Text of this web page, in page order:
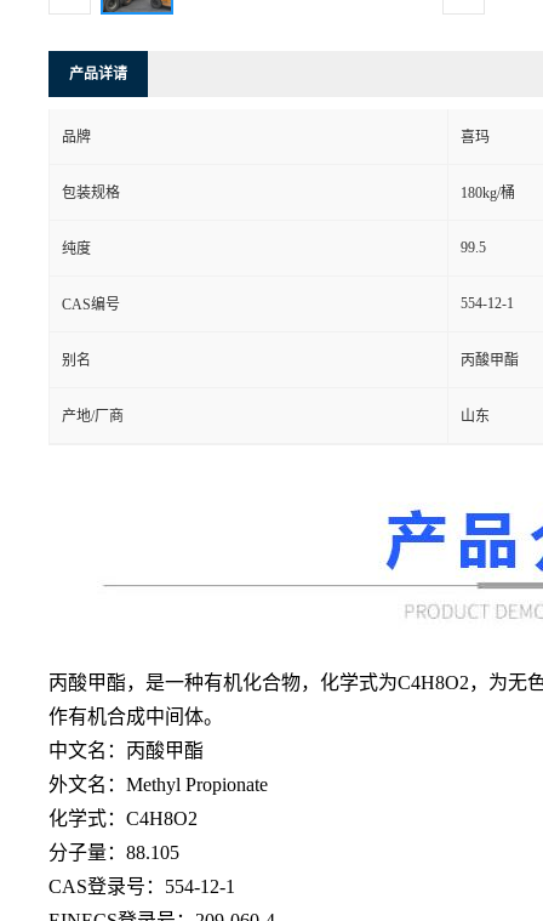
产品详请
品牌 喜玛
包装规格 180kg/桶
纯度 99.5
CAS编号 554-12-1
别名 丙酸甲酯
产地/厂商 山东
丙酸甲酯，是一种有机化合物，化学式为C4H8O2，为无
作有机合成中间体。
中文名：丙酸甲酯
外文名：Methyl Propionate
化学式：C4H8O2
分子量：88.105
CAS登录号：554-12-1